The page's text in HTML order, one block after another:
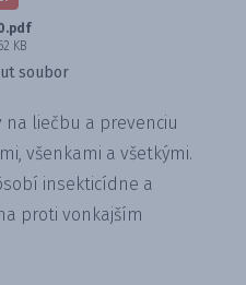
KB
soubor
na liečbu a prevenciu
všenkami a všetkými.
insekticídne a
proti vonkajším